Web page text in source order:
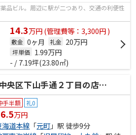
品ビル。周辺に駅が二つあり、交通の利便性
14.3万円(管理費等：3,300円 )
敷金 0ヶ月 礼金 20万円
坪単価 1.99万円
- / 7.19坪(23.80㎡)
区下山手通２丁目の店舗一部
手半額 礼0
万円
海道本線 「元町」駅 徒歩9分